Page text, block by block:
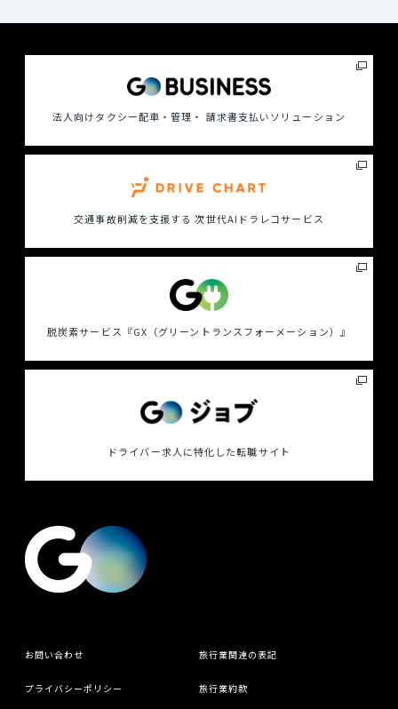
法人向けタクシー配車・管理・ 請求書支払いソリューション
交通事故削減を支援する 次世代AIドラレコサービス
脱炭素サービス 『GX（グリーントランスフォーメーション）』
ドライバー求人に特化した転職サイト
お問い合わせ 旅行業関連の表記
プライバシーポリシー 旅行業約款